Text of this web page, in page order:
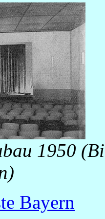
1950
Bayern